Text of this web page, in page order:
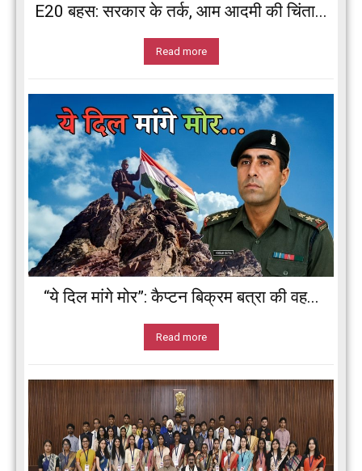
E20 बहस: सरकार के तर्क, आम आदमी की चिंता...
Read more
“ये दिल मांगे मोर”: कैप्टन बिक्रम बत्रा की वह...
Read more